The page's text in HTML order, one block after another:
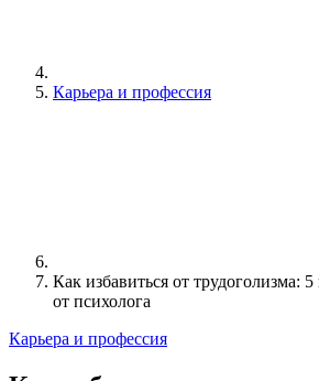
Карьера и профессия
Как избавиться от трудоголизма:
от психолога
Карьера и профессия